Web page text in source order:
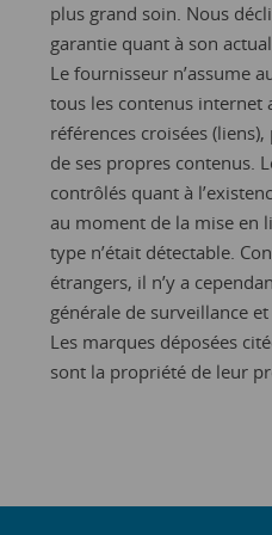
plus grand soin. Nous
garantie quant à son
Le fournisseur n’assume
tous les contenus internet
références croisées (liens),
de ses propres contenus.
contrôlés quant à
au moment de la mise en
type n’était détectable.
étrangers, il n’y a
générale de surveillance
Les marques déposées
sont la propriété de leur